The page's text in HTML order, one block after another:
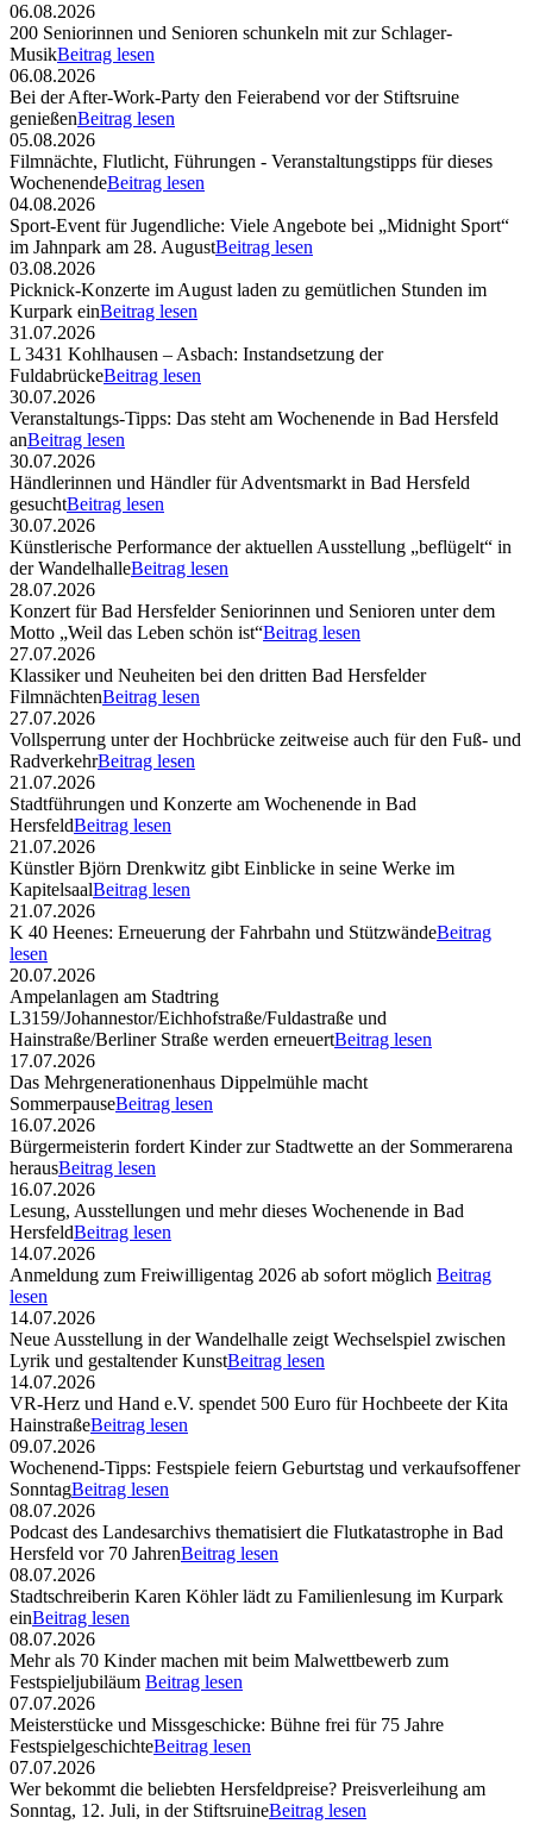
06.08.2026
200 Seniorinnen und Senioren schunkeln mit zur Schlager-
MusikBeitrag lesen
06.08.2026
Bei der After-Work-Party den Feierabend vor der Stiftsruine
genießenBeitrag lesen
05.08.2026
Filmnächte, Flutlicht, Führungen - Veranstaltungstipps für dieses
WochenendeBeitrag lesen
04.08.2026
Sport-Event für Jugendliche: Viele Angebote bei „Midnight Sport“
im Jahnpark am 28. AugustBeitrag lesen
03.08.2026
Picknick-Konzerte im August laden zu gemütlichen Stunden im
Kurpark einBeitrag lesen
31.07.2026
L 3431 Kohlhausen – Asbach: Instandsetzung der
FuldabrückeBeitrag lesen
30.07.2026
Veranstaltungs-Tipps: Das steht am Wochenende in Bad Hersfeld
anBeitrag lesen
30.07.2026
Händlerinnen und Händler für Adventsmarkt in Bad Hersfeld
gesuchtBeitrag lesen
30.07.2026
Künstlerische Performance der aktuellen Ausstellung „beflügelt“ in
der WandelhalleBeitrag lesen
28.07.2026
Konzert für Bad Hersfelder Seniorinnen und Senioren unter dem
Motto „Weil das Leben schön ist“Beitrag lesen
27.07.2026
Klassiker und Neuheiten bei den dritten Bad Hersfelder
FilmnächtenBeitrag lesen
27.07.2026
Vollsperrung unter der Hochbrücke zeitweise auch für den Fuß- und
RadverkehrBeitrag lesen
21.07.2026
Stadtführungen und Konzerte am Wochenende in Bad
HersfeldBeitrag lesen
21.07.2026
Künstler Björn Drenkwitz gibt Einblicke in seine Werke im
KapitelsaalBeitrag lesen
21.07.2026
K 40 Heenes: Erneuerung der Fahrbahn und StützwändeBeitrag
lesen
20.07.2026
Ampelanlagen am Stadtring
L3159/Johannestor/Eichhofstraße/Fuldastraße und
Hainstraße/Berliner Straße werden erneuertBeitrag lesen
17.07.2026
Das Mehrgenerationenhaus Dippelmühle macht
SommerpauseBeitrag lesen
16.07.2026
Bürgermeisterin fordert Kinder zur Stadtwette an der Sommerarena
herausBeitrag lesen
16.07.2026
Lesung, Ausstellungen und mehr dieses Wochenende in Bad
HersfeldBeitrag lesen
14.07.2026
Anmeldung zum Freiwilligentag 2026 ab sofort möglich Beitrag
lesen
14.07.2026
Neue Ausstellung in der Wandelhalle zeigt Wechselspiel zwischen
Lyrik und gestaltender KunstBeitrag lesen
14.07.2026
VR-Herz und Hand e.V. spendet 500 Euro für Hochbeete der Kita
HainstraßeBeitrag lesen
09.07.2026
Wochenend-Tipps: Festspiele feiern Geburtstag und verkaufsoffener
SonntagBeitrag lesen
08.07.2026
Podcast des Landesarchivs thematisiert die Flutkatastrophe in Bad
Hersfeld vor 70 JahrenBeitrag lesen
08.07.2026
Stadtschreiberin Karen Köhler lädt zu Familienlesung im Kurpark
einBeitrag lesen
08.07.2026
Mehr als 70 Kinder machen mit beim Malwettbewerb zum
Festspieljubiläum Beitrag lesen
07.07.2026
Meisterstücke und Missgeschicke: Bühne frei für 75 Jahre
FestspielgeschichteBeitrag lesen
07.07.2026
Wer bekommt die beliebten Hersfeldpreise? Preisverleihung am
Sonntag, 12. Juli, in der StiftsruineBeitrag lesen